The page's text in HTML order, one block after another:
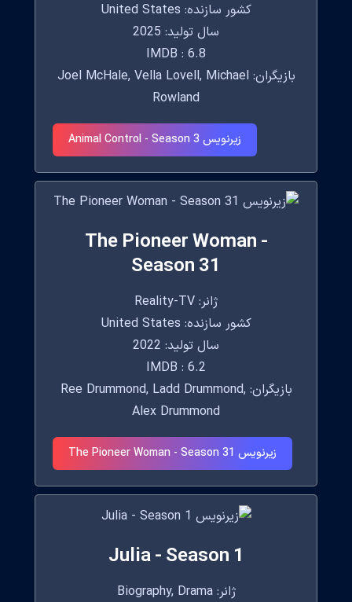
کشور سازنده: United States
سال تولید: 2025
IMDB : 6.8
بازیگران: Joel McHale, Vella Lovell, Michael
Rowland
زیرنویس Animal Control - Season 3
The Pioneer Woman -
Season 31
ژانر: Reality-TV
کشور سازنده: United States
سال تولید: 2022
IMDB : 6.2
بازیگران: Ree Drummond, Ladd Drummond,
Alex Drummond
زیرنویس The Pioneer Woman - Season 31
Julia - Season 1
ژانر: Biography, Drama